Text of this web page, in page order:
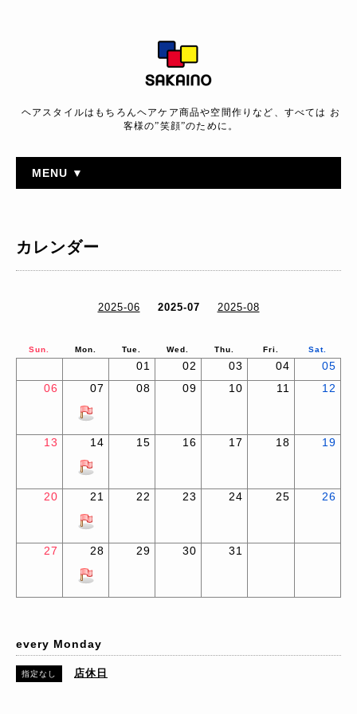
ヘアスタイルはもちろんヘアケア商品や空間作りなど、すべては お
客様の”笑顔”のために。
MENU ▼
カレンダー
2025-06 2025-07 2025-08
Sun. Mon. Tue. Wed. Thu. Fri. Sat.
01 02 03 04
05
06
07 08 09 10 11 12
13 14 15 16 17 18 19
20 21 22 23 24 25 26
27 28 29 30 31
every Monday
指定なし 店休日